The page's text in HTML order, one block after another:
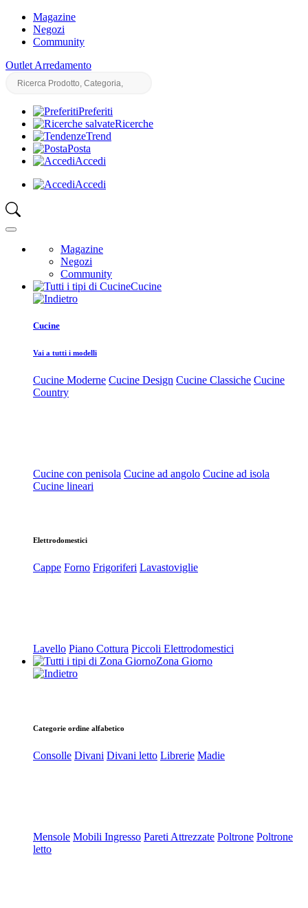
Magazine
Negozi
Community
Outlet Arredamento
Preferiti
Ricerche
Trend
Posta
Accedi
Accedi
Magazine
Negozi
Community
Cucine
Cucine
Vai a tutti i modelli
Cucine Moderne Cucine Design Cucine Classiche Cucine
Country
Cucine con penisola Cucine ad angolo Cucine ad isola
Cucine lineari
Elettrodomestici
Cappe Forno Frigoriferi Lavastoviglie
Lavello Piano Cottura Piccoli Elettrodomestici
Zona Giorno
Categorie ordine alfabetico
Consolle Divani Divani letto Librerie Madie
Mensole Mobili Ingresso Pareti Attrezzate Poltrone Poltrone
letto